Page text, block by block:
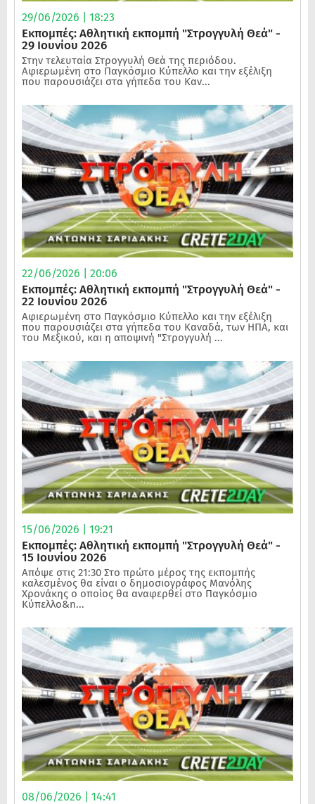
29/06/2026 | 18:23
Εκπομπές: Αθλητική εκπομπή "Στρογγυλή Θεά" -
29 Ιουνίου 2026
Στην τελευταία Στρογγυλή Θεά της περιόδου.
Αφιερωμένη στο Παγκόσμιο Κύπελλο και την εξέλιξη
που παρουσιάζει στα γήπεδα του Καν...
22/06/2026 | 20:06
Εκπομπές: Αθλητική εκπομπή "Στρογγυλή Θεά" -
22 Ιουνίου 2026
Αφιερωμένη στο Παγκόσμιο Κύπελλο και την εξέλιξη
που παρουσιάζει στα γήπεδα του Καναδά, των ΗΠΑ, και
του Μεξικού, και η αποψινή "Στρογγυλή ...
15/06/2026 | 19:21
Εκπομπές: Αθλητική εκπομπή "Στρογγυλή Θεά" -
15 Ιουνίου 2026
Απόψε στις 21:30 Στο πρώτο μέρος της εκπομπής
καλεσμένος θα είναι ο δημοσιογράφος Μανόλης
Χρονάκης ο οποίος θα αναφερθεί στο Παγκόσμιο
Κύπελλο&n...
08/06/2026 | 14:41